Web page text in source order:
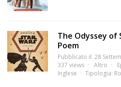
The Odyssey of
Poem
Pubblicato il: 28
337 views
Altro
Inglese
Tipologia: